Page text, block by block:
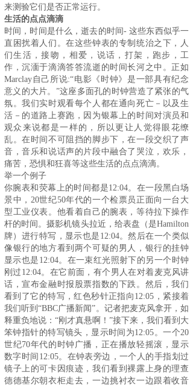
来测验它们是否正常运行。
生活的点点滴滴
时间，时间是什么，逝去的时间- 这些东西似乎一
直困扰着人们。在这些钟表的专制统治之下，人
们生活，接吻，相爱，说话，打架，跑步，工
作，沉湎于滴滴答答流逝的时间长河之中。正如
Marclay自己所说:“电影《时钟》是一部具有纪念
意义的大片。”这座多面孔的时钟营造了紧张的气
氛。我们实时观看每个人都在通向死亡－以及生
活－的道路上赛跑，因为银幕上的时间对演员和
观众来说都是一样的，所以更让人觉得眼花缭
乱。在时间不可阻挡的脚步下，在一段交织了声
音，音乐和说话声的片段中融合了哭泣，欢乐，
痛苦，恐惧和狂喜等这些生活的点点滴滴。
举一个例子
你腕表和荧幕上的时间都是12:04。在一段黑白场
景中，20世纪50年代的一个检票员正面向一台大
型工业仪表。他看着自己的腕表，等待拉下操作
杆的时间。摄影机镜头拉近，给表盘（是Hamilton
牌）进行特写，显示也是12:04。然后在一个类似
像银行的地方看到两个可疑的男人，银行的挂钟
显示也是12:04。在一束红光照射下的另一个时钟
刚过12:04。在它前面，有个男人在对着麦克风讲
话，宣布金融时报股票指数的下跌。然后，我们
看到了它的特写，红色秒针正指向12:05，紧接着
我们听到“BBC广播新闻”。记者把麦克风拿开，如
释重负地说：“刚才真悬啊！”接下来，我们看到大
笨钟指针的特写镜头，显示时间为12:05。一个20
世纪70年代的时钟广播，正在播放轻摇滚，显示
数字时间12:05。在钟表旁边，一个人的手指划过
镜子上的可卡因痕迹，我们看到裸露上身的理查
德德基尔朝衣柜走去，一边挑衬衣一边跟着收音